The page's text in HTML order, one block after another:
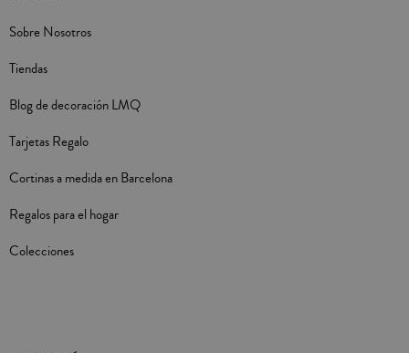
Sobre Nosotros
Tiendas
Blog de decoración LMQ
Tarjetas Regalo
Cortinas a medida en Barcelona
Regalos para el hogar
Colecciones